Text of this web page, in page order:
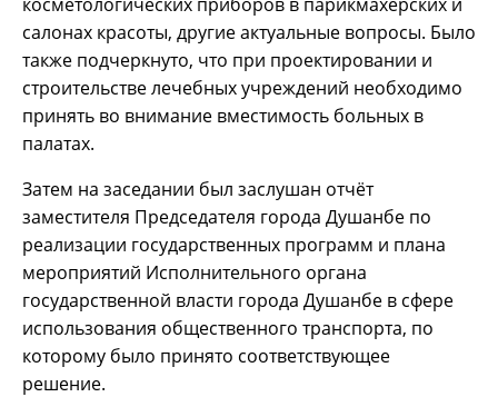
салонах красоты, другие актуальные вопросы. Было
также подчеркнуто, что при проектировании и
строительстве лечебных учреждений необходимо
принять во внимание вместимость больных в
палатах.
Затем на заседании был заслушан отчёт
заместителя Председателя города Душанбе по
реализации государственных программ и плана
мероприятий Исполнительного органа
государственной власти города Душанбе в сфере
использования общественного транспорта, по
которому было принято соответствующее
решение.